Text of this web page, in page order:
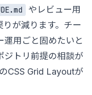
やレビュー用
が減ります。チー
運用ごと固めたいと
ジトリ前提の相談が
CSS Grid Layoutが